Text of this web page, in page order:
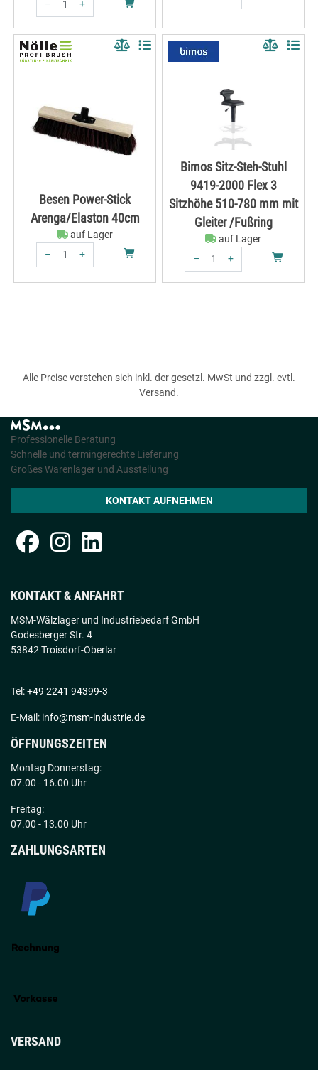
–
+
Besen Power-Stick
Arenga/Elaston 40cm
auf Lager
–
+
Bimos Sitz-Steh-Stuhl
9419-2000 Flex 3
Sitzhöhe 510-780 mm mit
Gleiter /Fußring
auf Lager
–
+
Alle Preise verstehen sich inkl. der gesetzl. MwSt und zzgl. evtl.
Versand.
Professionelle Beratung
Schnelle und termingerechte Lieferung
Großes Warenlager und Ausstellung
KONTAKT AUFNEHMEN
KONTAKT & ANFAHRT
MSM-Wälzlager und Industriebedarf GmbH
Godesberger Str. 4
53842 Troisdorf-Oberlar
Tel:+49 2241 94399-3
E-Mail: info@msm-industrie.de
ÖFFNUNGSZEITEN
Montag Donnerstag:
07.00 - 16.00 Uhr
Freitag:
07.00 - 13.00 Uhr
ZAHLUNGSARTEN
VERSAND